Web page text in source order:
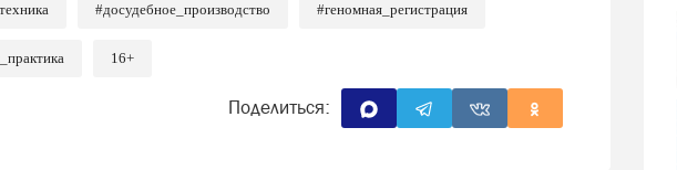
#досудебное_производство #геномная_регистрация
16+
Поделиться: